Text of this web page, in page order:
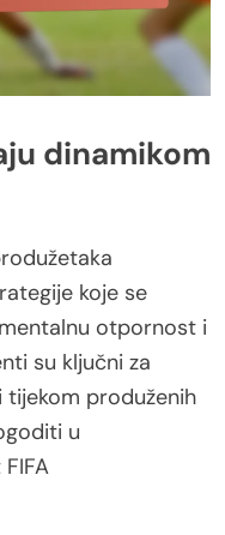
dinamikom
koje se
otpornost i
su ključni za
tijekom produženih
u